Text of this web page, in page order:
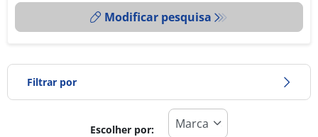
Modificar pesquisa
Filtrar por
Escolher por: